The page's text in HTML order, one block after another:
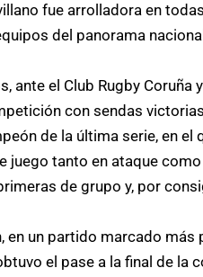
fue arrolladora en
del panorama
ante el Club Rugby Coruña
con sendas
de la última serie, en
juego tanto en ataque
de grupo y, por
en un partido marcado más
el pase a la final de la